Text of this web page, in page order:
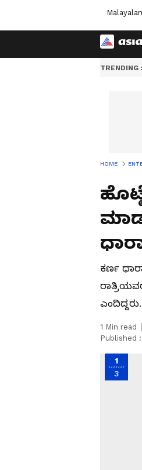
TRENDING :
HOME
ಕರ್ಣ
1 Min read
Published :
1
3